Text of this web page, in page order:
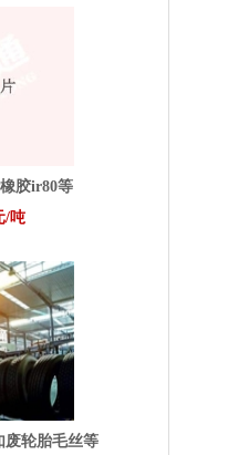
胶ir80等
/吨
废轮胎毛丝等